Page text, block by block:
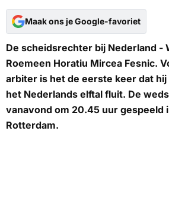
Maak ons je Google-favoriet
De scheidsrechter bij Nederland -
Roemeen Horatiu Mircea Fesnic.
arbiter is het de eerste keer dat
het Nederlands elftal fluit. De
vanavond om 20.45 uur gespeeld
Rotterdam.